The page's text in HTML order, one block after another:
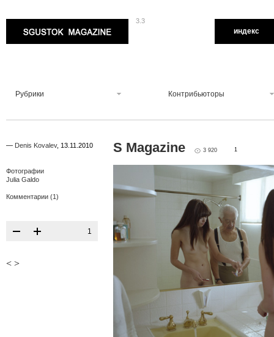
3.3
индекс
Рубрики Контрибьюторы
— Denis Kovalev, 13.11.2010
Фотографии
Julia Galdo
Комментарии (1)
1
< >
S Magazine 3 920 1